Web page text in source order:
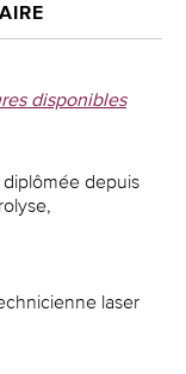
disponibles
depuis
laser